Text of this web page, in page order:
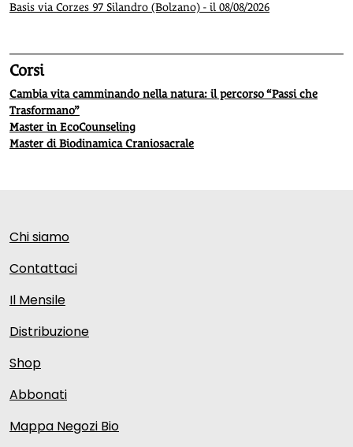
Basis via Corzes 97 Silandro (Bolzano) - il 08/08/2026
Corsi
Cambia vita camminando nella natura: il percorso “Passi che
Trasformano”
Master in EcoCounseling
Master di Biodinamica Craniosacrale
Chi siamo
Contattaci
Il Mensile
Distribuzione
Shop
Abbonati
Mappa Negozi Bio